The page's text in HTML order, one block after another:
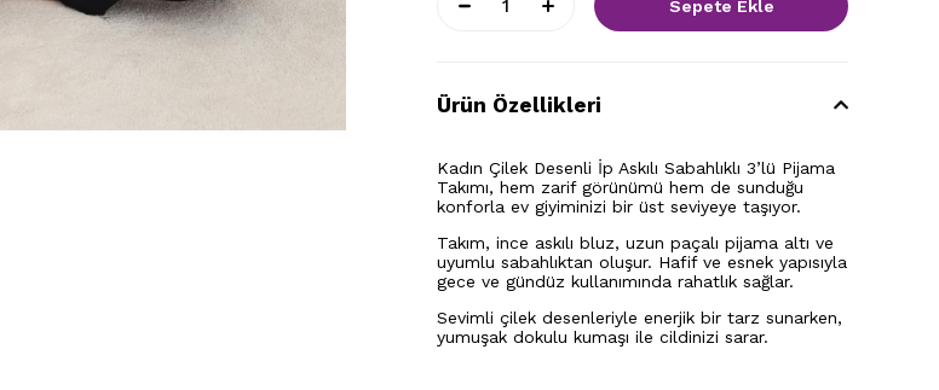
Ürün Özellikleri
Kadın Çilek Desenli İp Askılı Sabahlıklı 3’lü Pijama
Takımı, hem zarif görünümü hem de sunduğu
konforla ev giyiminizi bir üst seviyeye taşıyor.
Takım, ince askılı bluz, uzun paçalı pijama altı ve
uyumlu sabahlıktan oluşur. Hafif ve esnek yapısıyla
gece ve gündüz kullanımında rahatlık sağlar.
Sevimli çilek desenleriyle enerjik bir tarz sunarken,
yumuşak dokulu kumaşı ile cildinizi sarar.